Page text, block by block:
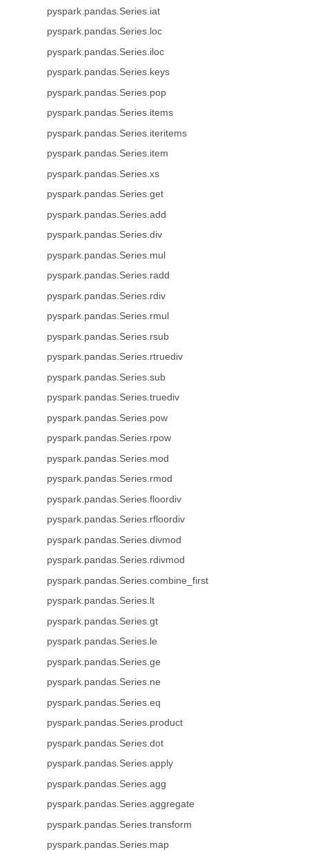
pyspark.pandas.Series.iat
pyspark.pandas.Series.loc
pyspark.pandas.Series.iloc
pyspark.pandas.Series.keys
pyspark.pandas.Series.pop
pyspark.pandas.Series.items
pyspark.pandas.Series.iteritems
pyspark.pandas.Series.item
pyspark.pandas.Series.xs
pyspark.pandas.Series.get
pyspark.pandas.Series.add
pyspark.pandas.Series.div
pyspark.pandas.Series.mul
pyspark.pandas.Series.radd
pyspark.pandas.Series.rdiv
pyspark.pandas.Series.rmul
pyspark.pandas.Series.rsub
pyspark.pandas.Series.rtruediv
pyspark.pandas.Series.sub
pyspark.pandas.Series.truediv
pyspark.pandas.Series.pow
pyspark.pandas.Series.rpow
pyspark.pandas.Series.mod
pyspark.pandas.Series.rmod
pyspark.pandas.Series.floordiv
pyspark.pandas.Series.rfloordiv
pyspark.pandas.Series.divmod
pyspark.pandas.Series.rdivmod
pyspark.pandas.Series.combine_first
pyspark.pandas.Series.lt
pyspark.pandas.Series.gt
pyspark.pandas.Series.le
pyspark.pandas.Series.ge
pyspark.pandas.Series.ne
pyspark.pandas.Series.eq
pyspark.pandas.Series.product
pyspark.pandas.Series.dot
pyspark.pandas.Series.apply
pyspark.pandas.Series.agg
pyspark.pandas.Series.aggregate
pyspark.pandas.Series.transform
pyspark.pandas.Series.map